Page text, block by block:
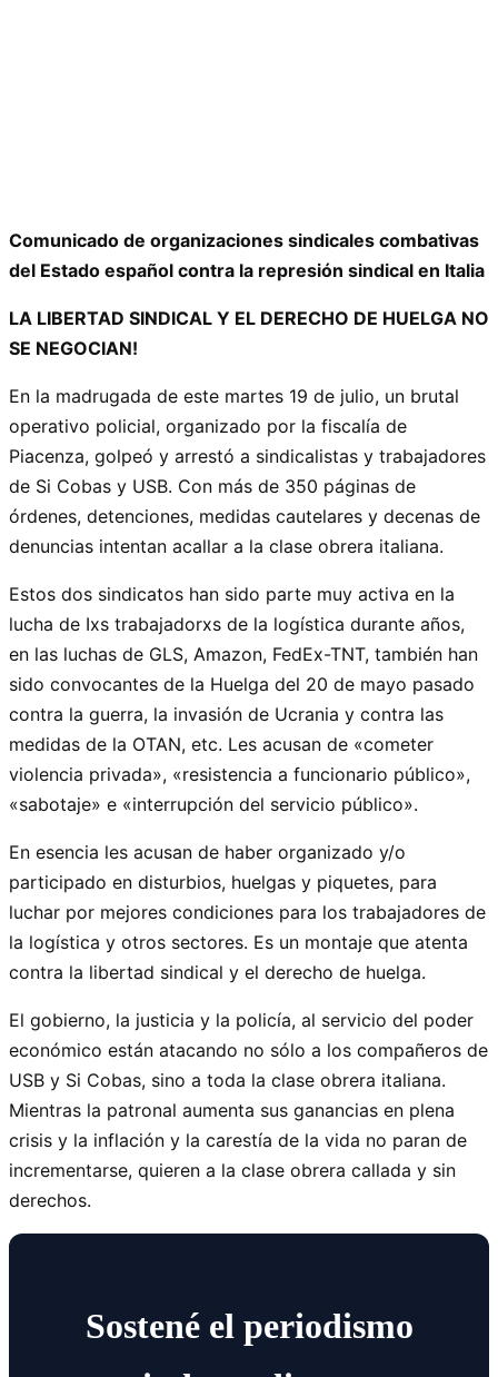
Comunicado de organizaciones sindicales combativas
del Estado español contra la represión sindical en Italia
LA LIBERTAD SINDICAL Y EL DERECHO DE HUELGA NO
SE NEGOCIAN!
En la madrugada de este martes 19 de julio, un brutal
operativo policial, organizado por la fiscalía de
Piacenza, golpeó y arrestó a sindicalistas y trabajadores
de Si Cobas y USB. Con más de 350 páginas de
órdenes, detenciones, medidas cautelares y decenas de
denuncias intentan acallar a la clase obrera italiana.
Estos dos sindicatos han sido parte muy activa en la
lucha de Ixs trabajadorxs de la logística durante años,
en las luchas de GLS, Amazon, FedEx-TNT, también han
sido convocantes de la Huelga del 20 de mayo pasado
contra la guerra, la invasión de Ucrania y contra las
medidas de la OTAN, etc. Les acusan de «cometer
violencia privada», «resistencia a funcionario público»,
«sabotaje» e «interrupción del servicio público».
En esencia les acusan de haber organizado y/o
participado en disturbios, huelgas y piquetes, para
luchar por mejores condiciones para los trabajadores de
la logística y otros sectores. Es un montaje que atenta
contra la libertad sindical y el derecho de huelga.
El gobierno, la justicia y la policía, al servicio del poder
económico están atacando no sólo a los compañeros de
USB y Si Cobas, sino a toda la clase obrera italiana.
Mientras la patronal aumenta sus ganancias en plena
crisis y la inflación y la carestía de la vida no paran de
incrementarse, quieren a la clase obrera callada y sin
derechos.
Sostené el periodismo